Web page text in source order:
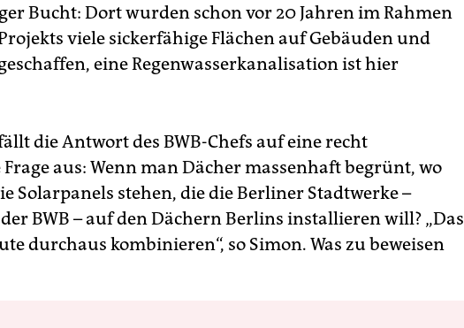
Bucht: Dort wurden schon vor 20 Jahren im Rahmen
viele sickerfähige Flächen auf Gebäuden und
eine Regenwasserkanalisation ist hier
die Antwort des BWB-Chefs auf eine recht
aus: Wenn man Dächer massenhaft begrünt, wo
Solarpanels stehen, die die Berliner Stadtwerke –
BWB – auf den Dächern Berlins installieren will? „Das
durchaus kombinieren“, so Simon. Was zu beweisen